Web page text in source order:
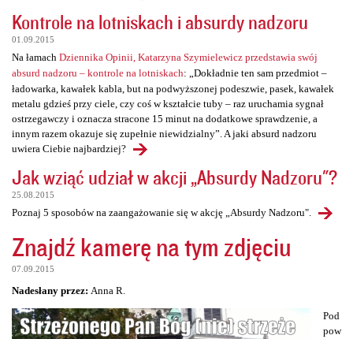
Kontrole na lotniskach i absurdy nadzoru
01.09.2015
Na łamach Dziennika Opinii, Katarzyna Szymielewicz przedstawia swój
absurd nadzoru – kontrole na lotniskach: „Dokładnie ten sam przedmiot –
ładowarka, kawałek kabla, but na podwyższonej podeszwie, pasek, kawałek
metalu gdzieś przy ciele, czy coś w kształcie tuby – raz uruchamia sygnał
ostrzegawczy i oznacza stracone 15 minut na dodatkowe sprawdzenie, a
innym razem okazuje się zupełnie niewidzialny”. A jaki absurd nadzoru
uwiera Ciebie najbardziej?
Jak wziąć udział w akcji „Absurdy Nadzoru"?
25.08.2015
Poznaj 5 sposobów na zaangażowanie się w akcję „Absurdy Nadzoru".
Znajdź kamerę na tym zdjęciu
07.09.2015
Nadesłany przez: Anna R.
Pod
pow